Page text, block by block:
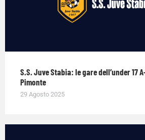
S.S. Juve Stabia: le gare dell’under 17
Pimonte
29 Agosto 2025